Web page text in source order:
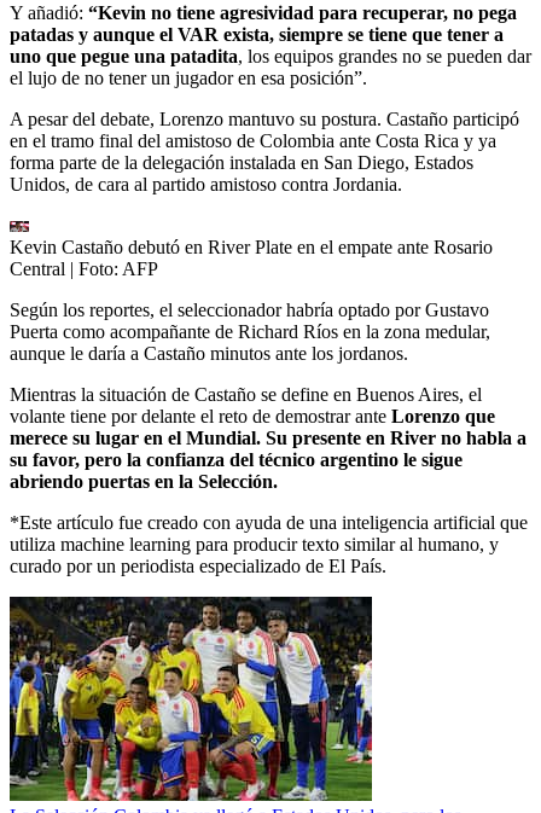
Y añadió: “Kevin no tiene agresividad para recuperar, no pega
patadas y aunque el VAR exista, siempre se tiene que tener a
uno que pegue una patadita, los equipos grandes no se pueden dar
el lujo de no tener un jugador en esa posición”.
A pesar del debate, Lorenzo mantuvo su postura. Castaño participó
en el tramo final del amistoso de Colombia ante Costa Rica y ya
forma parte de la delegación instalada en San Diego, Estados
Unidos, de cara al partido amistoso contra Jordania.
Kevin Castaño debutó en River Plate en el empate ante Rosario
Central | Foto: AFP
Según los reportes, el seleccionador habría optado por Gustavo
Puerta como acompañante de Richard Ríos en la zona medular,
aunque le daría a Castaño minutos ante los jordanos.
Mientras la situación de Castaño se define en Buenos Aires, el
volante tiene por delante el reto de demostrar ante Lorenzo que
merece su lugar en el Mundial. Su presente en River no habla a
su favor, pero la confianza del técnico argentino le sigue
abriendo puertas en la Selección.
*Este artículo fue creado con ayuda de una inteligencia artificial que
utiliza machine learning para producir texto similar al humano, y
curado por un periodista especializado de El País.